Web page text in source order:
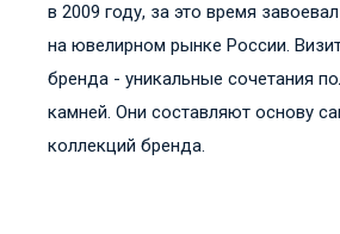
в 2009 году, за это время
на ювелирном рынке России.
бренда - уникальные сочетания
камней. Они составляют основу
коллекций бренда.